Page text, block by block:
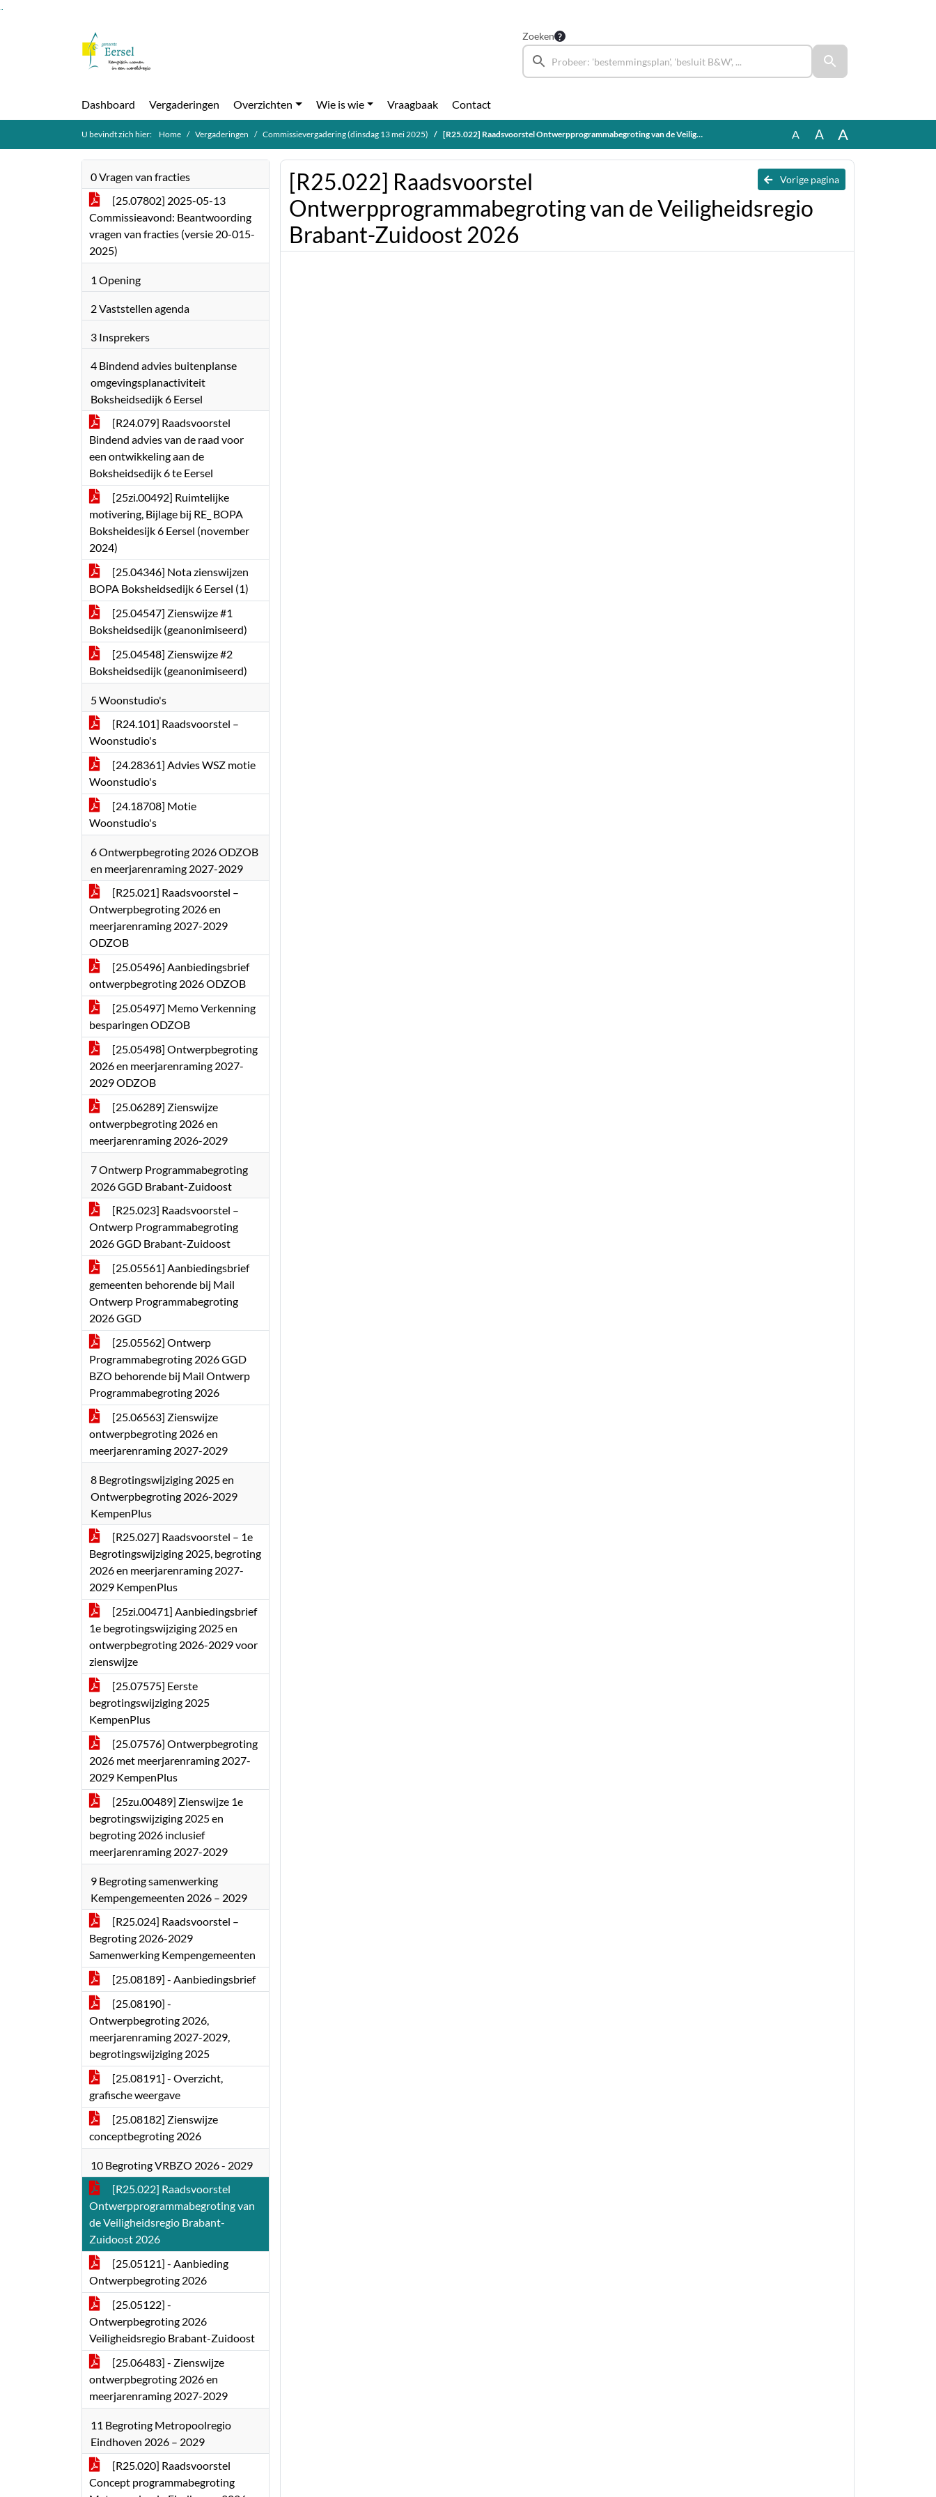
Zoeken
Dashboard Vergaderingen Overzichten Wie is wie Vraagbaak Contact
U bevindt zich hier: Home Vergaderingen Commissievergadering (dinsdag 13 mei 2025) [R25.022] Raadsvoorstel Ontwerpprogrammabegroting van de Veiligheidsregio Brabant-Zuidoost 2026 A A A
0 Vragen van fracties
[25.07802] 2025-05-13
Commissieavond: Beantwoording
vragen van fracties (versie 20-015-
2025)
1 Opening
2 Vaststellen agenda
3 Insprekers
4 Bindend advies buitenplanse
omgevingsplanactiviteit
Boksheidsedijk 6 Eersel
[R24.079] Raadsvoorstel
Bindend advies van de raad voor
een ontwikkeling aan de
Boksheidsedijk 6 te Eersel
[25zi.00492] Ruimtelijke
motivering, Bijlage bij RE_ BOPA
Boksheidesijk 6 Eersel (november
2024)
[25.04346] Nota zienswijzen
BOPA Boksheidsedijk 6 Eersel (1)
[25.04547] Zienswijze #1
Boksheidsedijk (geanonimiseerd)
[25.04548] Zienswijze #2
Boksheidsedijk (geanonimiseerd)
5 Woonstudio's
[R24.101] Raadsvoorstel –
Woonstudio's
[24.28361] Advies WSZ motie
Woonstudio's
[24.18708] Motie
Woonstudio's
6 Ontwerpbegroting 2026 ODZOB
en meerjarenraming 2027-2029
[R25.021] Raadsvoorstel –
Ontwerpbegroting 2026 en
meerjarenraming 2027-2029
ODZOB
[25.05496] Aanbiedingsbrief
ontwerpbegroting 2026 ODZOB
[25.05497] Memo Verkenning
besparingen ODZOB
[25.05498] Ontwerpbegroting
2026 en meerjarenraming 2027-
2029 ODZOB
[25.06289] Zienswijze
ontwerpbegroting 2026 en
meerjarenraming 2026-2029
7 Ontwerp Programmabegroting
2026 GGD Brabant-Zuidoost
[R25.023] Raadsvoorstel –
Ontwerp Programmabegroting
2026 GGD Brabant-Zuidoost
[25.05561] Aanbiedingsbrief
gemeenten behorende bij Mail
Ontwerp Programmabegroting
2026 GGD
[25.05562] Ontwerp
Programmabegroting 2026 GGD
BZO behorende bij Mail Ontwerp
Programmabegroting 2026
[25.06563] Zienswijze
ontwerpbegroting 2026 en
meerjarenraming 2027-2029
8 Begrotingswijziging 2025 en
Ontwerpbegroting 2026-2029
KempenPlus
[R25.027] Raadsvoorstel – 1e
Begrotingswijziging 2025, begroting
2026 en meerjarenraming 2027-
2029 KempenPlus
[25zi.00471] Aanbiedingsbrief
1e begrotingswijziging 2025 en
ontwerpbegroting 2026-2029 voor
zienswijze
[25.07575] Eerste
begrotingswijziging 2025
KempenPlus
[25.07576] Ontwerpbegroting
2026 met meerjarenraming 2027-
2029 KempenPlus
[25zu.00489] Zienswijze 1e
begrotingswijziging 2025 en
begroting 2026 inclusief
meerjarenraming 2027-2029
9 Begroting samenwerking
Kempengemeenten 2026 – 2029
[R25.024] Raadsvoorstel –
Begroting 2026-2029
Samenwerking Kempengemeenten
[25.08189] - Aanbiedingsbrief
[25.08190] -
Ontwerpbegroting 2026,
meerjarenraming 2027-2029,
begrotingswijziging 2025
[25.08191] - Overzicht,
grafische weergave
[25.08182] Zienswijze
conceptbegroting 2026
10 Begroting VRBZO 2026 - 2029
[R25.022] Raadsvoorstel
Ontwerpprogrammabegroting van
de Veiligheidsregio Brabant-
Zuidoost 2026
[25.05121] - Aanbieding
Ontwerpbegroting 2026
[25.05122] -
Ontwerpbegroting 2026
Veiligheidsregio Brabant-Zuidoost
[25.06483] - Zienswijze
ontwerpbegroting 2026 en
meerjarenraming 2027-2029
11 Begroting Metropoolregio
Eindhoven 2026 – 2029
[R25.020] Raadsvoorstel
Concept programmabegroting
Vorige pagina
[R25.022] Raadsvoorstel
Ontwerpprogrammabegroting van de Veiligheidsregio
Brabant-Zuidoost 2026